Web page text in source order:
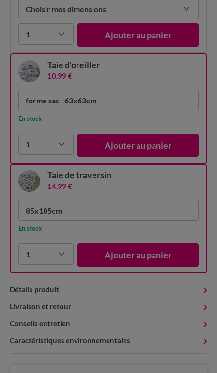
Choisir mes dimensions
1 Ajouter au panier
forme sac : 63x63cm
En stock
1 Ajouter au panier
Taie d'oreiller
10,99 €
85x185cm
En stock
1 Ajouter au panier
Taie de traversin
14,99 €
Détails produit
Livraison et retour
Conseils entretien
Caractéristiques environnementales